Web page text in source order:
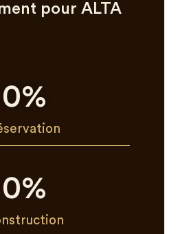
pour ALTA
0%
0%